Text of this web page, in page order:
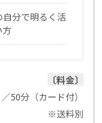
分で明るく活
〔料金〕
50分（カード付）
※送料別